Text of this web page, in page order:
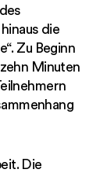
die
Zu Beginn
Minuten
Die